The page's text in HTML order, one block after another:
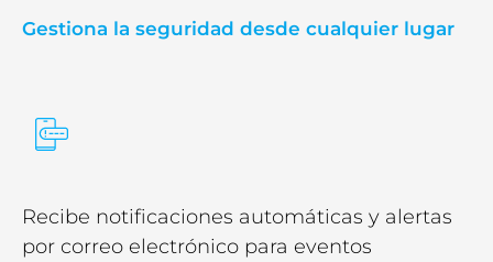
Gestiona la seguridad desde cualquier lugar
Recibe notificaciones automáticas y alertas
por correo electrónico para eventos